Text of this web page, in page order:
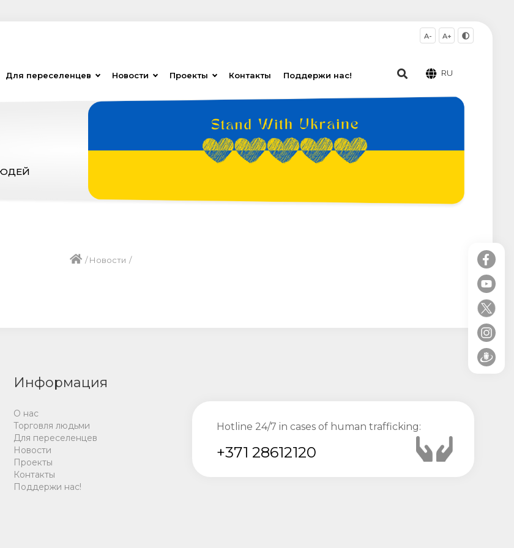
Для переселенцев Новости Проекты Контакты Поддержи нас!
A- A+
RU
/Новости /
Информация
О нас
Торговля людьми
Для переселенцев
Новости
Проекты
Контакты
Поддержи нас!
Hotline 24/7 in cases of human trafficking:
+371 28612120